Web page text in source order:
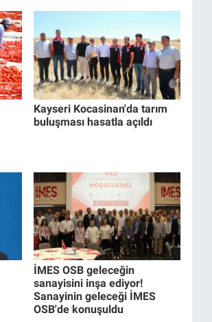
Kayseri Kocasinan'da tarım
buluşması hasatla açıldı
İMES OSB geleceğin
sanayisini inşa ediyor!
Sanayinin geleceği İMES
OSB'de konuşuldu